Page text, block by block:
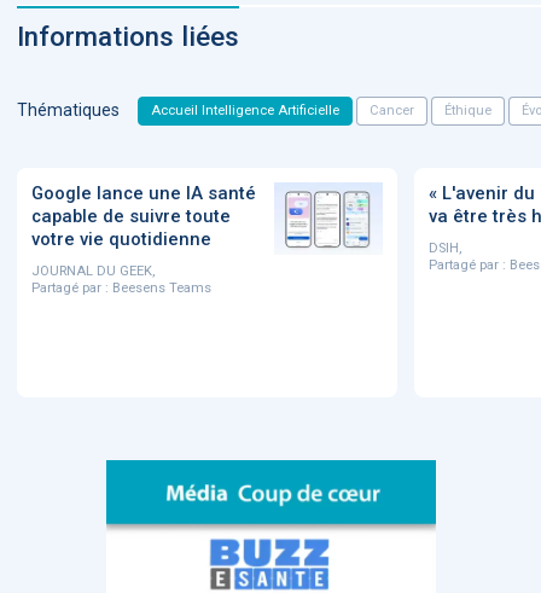
Informations liées
Thématiques Accueil Intelligence Artificielle Cancer Éthique
Google lance une IA santé
capable de suivre toute
votre vie quotidienne
JOURNAL DU GEEK,
Partagé par : Beesens Teams
« L'avenir
va être très
DSIH,
Partagé par :